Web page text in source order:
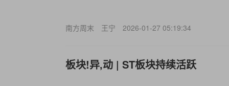
南方周末 王宁 2026-01-27 05:19:34
板块!异,动 | ST板块持续活跃